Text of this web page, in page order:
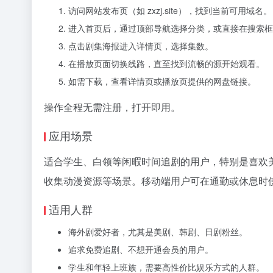
访问网站发布页（如 zxzj.site），找到当前可用域名。
进入首页后，通过顶部导航选择分类，或直接在搜索
点击剧集海报进入详情页，选择集数。
在播放页面切换线路，直至找到流畅的源开始观看。
如需下载，查看详情页或播放页提供的网盘链接。
操作全程无需注册，打开即用。
应用场景
适合学生、白领等闲暇时间追剧的用户，特别是喜
收集动漫资源等场景。移动端用户可在通勤或休息时
适用人群
海外剧爱好者，尤其是美剧、韩剧、日剧粉丝。
追求免费追剧、不想开通会员的用户。
学生和年轻上班族，需要高性价比娱乐方式的人群。